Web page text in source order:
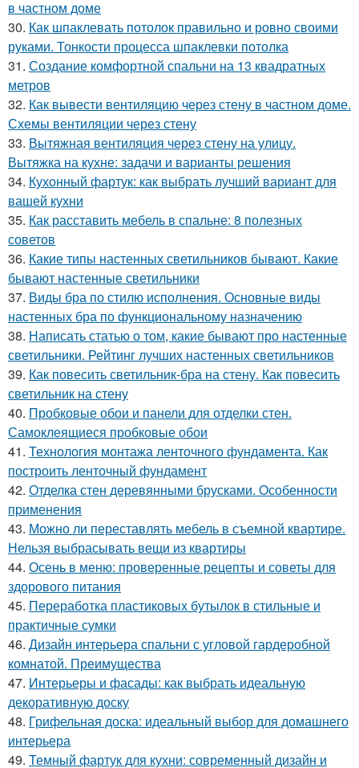
в частном доме
30. Как шпаклевать потолок правильно и ровно своими
руками. Тонкости процесса шпаклевки потолка
31. Создание комфортной спальни на 13 квадратных
метров
32. Как вывести вентиляцию через стену в частном доме.
Схемы вентиляции через стену
33. Вытяжная вентиляция через стену на улицу.
Вытяжка на кухне: задачи и варианты решения
34. Кухонный фартук: как выбрать лучший вариант для
вашей кухни
35. Как расставить мебель в спальне: 8 полезных
советов
36. Какие типы настенных светильников бывают. Какие
бывают настенные светильники
37. Виды бра по стилю исполнения. Основные виды
настенных бра по функциональному назначению
38. Написать статью о том, какие бывают про настенные
светильники. Рейтинг лучших настенных светильников
39. Как повесить светильник-бра на стену. Как повесить
светильник на стену
40. Пробковые обои и панели для отделки стен.
Самоклеящиеся пробковые обои
41. Технология монтажа ленточного фундамента. Как
построить ленточный фундамент
42. Отделка стен деревянными брусками. Особенности
применения
43. Можно ли переставлять мебель в съемной квартире.
Нельзя выбрасывать вещи из квартиры
44. Осень в меню: проверенные рецепты и советы для
здорового питания
45. Переработка пластиковых бутылок в стильные и
практичные сумки
46. Дизайн интерьера спальни с угловой гардеробной
комнатой. Преимущества
47. Интерьеры и фасады: как выбрать идеальную
декоративную доску
48. Грифельная доска: идеальный выбор для домашнего
интерьера
49. Темный фартук для кухни: современный дизайн и